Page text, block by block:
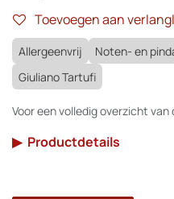
Toevoegen aan
Allergeenvrij Noten- en
Giuliano Tartufi
Voor een volledig overzicht
▶ Productdetails